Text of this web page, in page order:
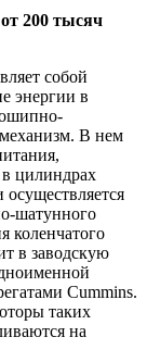
200 тысяч
собой
энергии в
В нем
цилиндрах
осуществляется
шатунного
коленчатого
в заводскую
Cummins.
таких
на